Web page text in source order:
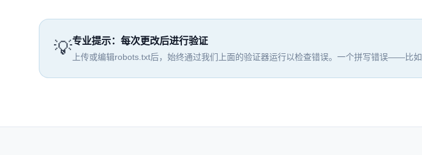
💡专业提示：每次更改后进行验证
上传或编辑robots.txt后，始终通过我们上面的验证器运行以检查错误。一个拼写错误——比如